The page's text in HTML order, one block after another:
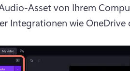
Asset von Ihrem
Integrationen wie